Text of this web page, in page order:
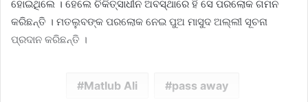
ହୋଇଥିଲେ । ହେଲେ ଚିକିତ୍ସାଧୀନ ଅବସ୍ଥାରେ ହିଁ ସେ ପରଲୋକ ଗମନ
କରିଛନ୍ତି । ମତଲୁବଙ୍କ ପରଲୋକ ନେଇ ପୁଅ ମାସୁଦ ଅଲ୍ଲୀ ସୂଚନା
ପ୍ରଦାନ କରିଛନ୍ତି ।
Matlub Ali pass away